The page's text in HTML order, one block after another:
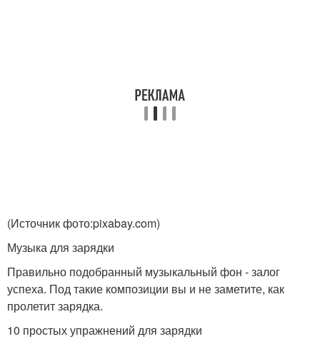
(Источник фото:pixabay.com)
Музыка для зарядки
Правильно подобранный музыкальный фон - залог
успеха. Под такие композиции вы и не заметите, как
пролетит зарядка.
10 простых упражнений для зарядки